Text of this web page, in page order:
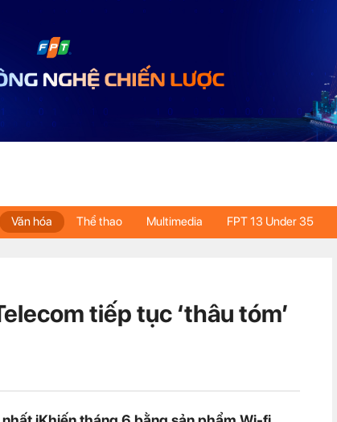
Văn hóa Thể thao Multimedia FPT 13 Under 35
tiếp tục ‘thâu tóm’